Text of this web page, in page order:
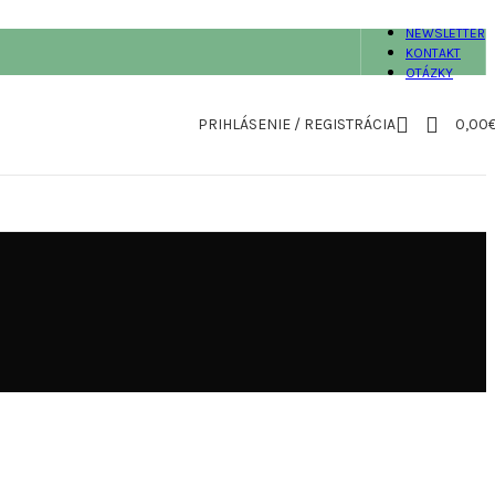
NEWSLETTER
KONTAKT
OTÁZKY
PRIHLÁSENIE / REGISTRÁCIA 0,00